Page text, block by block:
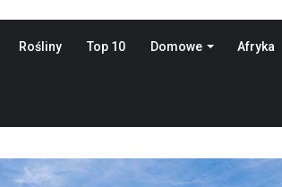
Rośliny Top 10 Domowe Afryka